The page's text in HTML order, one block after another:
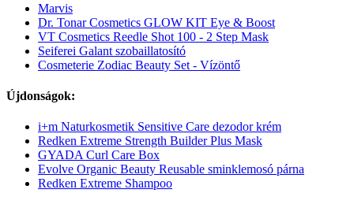
Marvis
Dr. Tonar Cosmetics GLOW KIT Eye & Boost
VT Cosmetics Reedle Shot 100 - 2 Step Mask
Seiferei Galant szobaillatosító
Cosmeterie Zodiac Beauty Set - Vízöntő
Újdonságok:
i+m Naturkosmetik Sensitive Care dezodor krém
Redken Extreme Strength Builder Plus Mask
GYADA Curl Care Box
Evolve Organic Beauty Reusable sminklemosó párna
Redken Extreme Shampoo